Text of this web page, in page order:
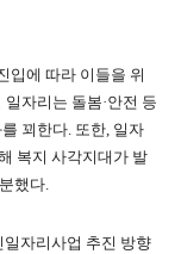
입에 따라 이들을 위
자리는 돌봄·안전 등
꾀한다. 또한, 일자
복지 사각지대가 발
했다.
자리사업 추진 방향